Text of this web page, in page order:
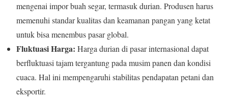
mengenai impor buah segar, termasuk durian. Produsen harus
memenuhi standar kualitas dan keamanan pangan yang ketat
untuk bisa menembus pasar global.
Fluktuasi Harga: Harga durian di pasar internasional dapat
berfluktuasi tajam tergantung pada musim panen dan kondisi
cuaca. Hal ini mempengaruhi stabilitas pendapatan petani dan
eksportir.